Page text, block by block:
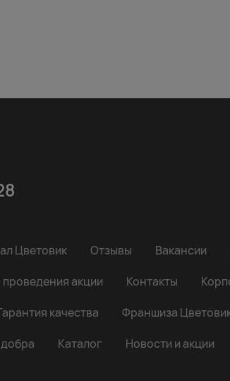
Цветовик Отзывы Вакансии
проведения акции
Контакты
качества Франшиза
Каталог Новости и акции